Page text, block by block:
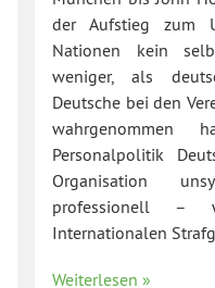
der Aufstieg zum
Nationen kein
weniger, als
Deutsche bei den
Personalpolitik
Organisation
professionell –
Internationalen
Weiterlesen »